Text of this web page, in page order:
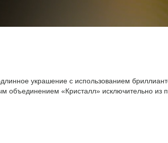
украшение с использованием
«Кристалл» исключительно из